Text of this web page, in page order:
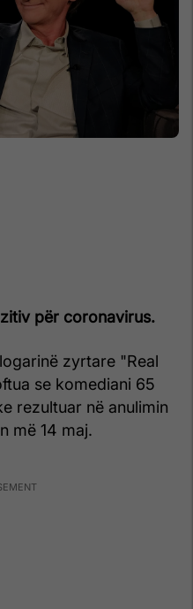
për coronavirus.
zyrtare "Real
se komediani 65
rezultuar në anulimin
më 14 maj.